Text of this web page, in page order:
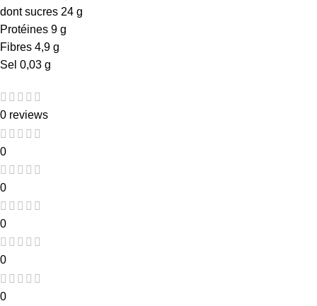
dont sucres 24 g
Protéines 9 g
Fibres 4,9 g
Sel 0,03 g
0 reviews
0
0
0
0
0